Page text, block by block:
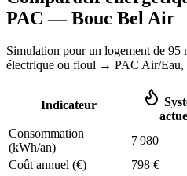
PAC —Bouc Bel Air
Simulation pour un logement de 95
électrique ou fioul → PAC Air/Eau,
Indicateur
Consommation
(kWh/an)
7 980
Coût annuel (€)
798 €